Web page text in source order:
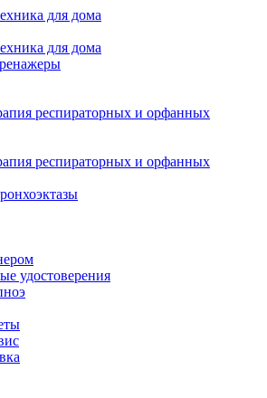
для дома
для дома
респираторных и орфанных
респираторных и орфанных
удостоверения